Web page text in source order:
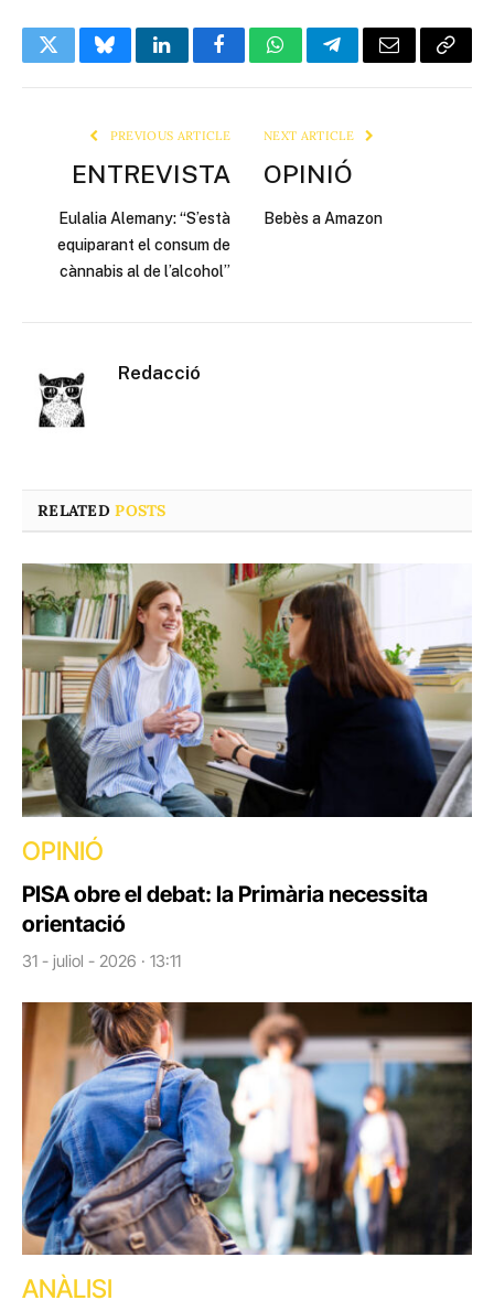
TwitterBlueskyLinkedInFacebookWhatsAppTelegramEmail Copy
PREVIOUS ARTICLE
ENTREVISTA
Eulalia Alemany: “S’està
equiparant el consum de
cànnabis al de l’alcohol”
NEXT ARTICLE
OPINIÓ
Bebès a Amazon
Redacció
RELATEDPOSTS
OPINIÓ
PISA obre el debat: la Primària necessita
orientació
31 - juliol - 2026 · 13:11
ANÀLISI